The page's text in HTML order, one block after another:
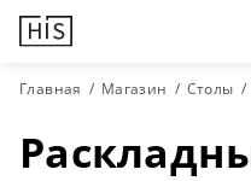
Главная Магазин Столы